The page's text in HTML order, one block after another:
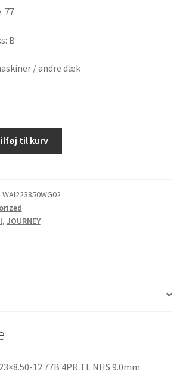
77
B
/ andre dæk
til kurv
WAI223850WG02
, JOURNEY
12 77B 4PR TL NHS 9.0mm